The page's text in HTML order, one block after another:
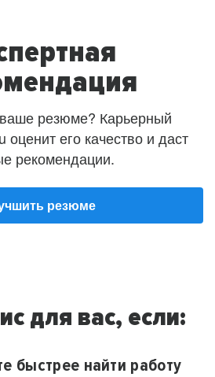
резюме? Карьерный
оценит его качество и даст
рекомендации.
резюме
для вас, если:
быстрее найти работу